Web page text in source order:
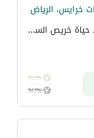
خرايس، الرياض
شارع أحمد بن الحسن الأنصاري، حي كومباوند حياة خريص السكني، شرق الرياض، الرياض